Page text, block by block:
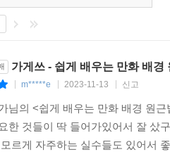
소부터 자료를 모아 잘 관찰하는
궁금한 점이 있다면 이 책을 곁
가게쓰 - 쉽게 배우는 만화 배경
m*****e 2023-11-13 신고
님의 <쉽게 배우는 만화 배경 원
한 것들이 딱 들어가있어서 잘 샀
르게 자주하는 실수들도 있어서